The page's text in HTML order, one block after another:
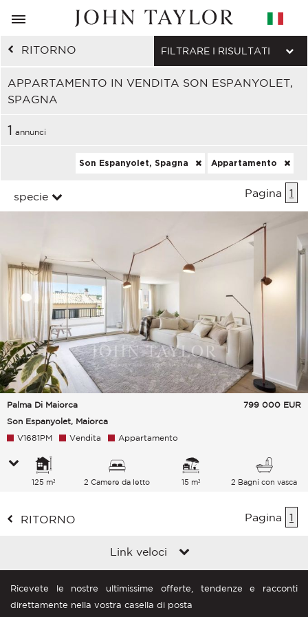
RITORNO
APPARTAMENTO IN VENDITA SON ESPANYOLET,
SPAGNA
FILTRARE I RISULTATI
1 annunci
Son Espanyolet, Spagna Appartamento
specie Pagina 1
Palma Di Maiorca
Son Espanyolet, Maiorca
799 000 EUR
V1681PM Vendita Appartamento
125 m² 2 Camere da letto 15 m² 2 Bagni con vasca
RITORNO Pagina 1
Link veloci
Ricevete le nostre ultimissime offerte, tendenze e racconti
direttamente nella vostra casella di posta